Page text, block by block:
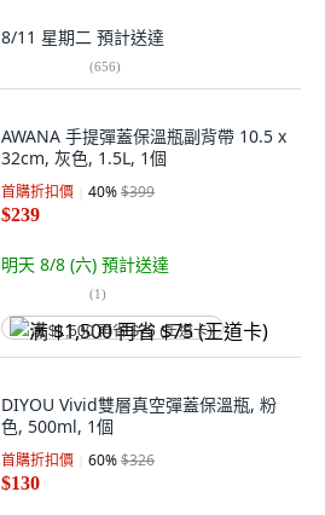
8/11 星期二 預計送達
(656)
AWANA 手提彈蓋保溫瓶副背帶 10.5 x
32cm, 灰色, 1.5L, 1個
首購折扣價 40%$399
$239
明天 8/8 (六) 預計送達
(1)
满 $1,500 再省 $75 (王道卡)
DIYOU Vivid雙層真空彈蓋保溫瓶, 粉
色, 500ml, 1個
首購折扣價 60%$326
$130